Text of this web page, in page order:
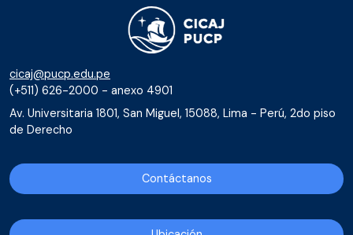
cicaj@pucp.edu.pe
(+511) 626-2000 - anexo 4901
Av. Universitaria 1801, San Miguel, 15088, Lima - Perú, 2do piso
de Derecho
Contáctanos